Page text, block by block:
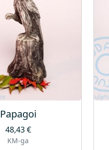
Papagoi
48,43€
KM-ga